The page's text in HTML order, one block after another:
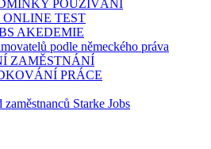
POUŽÍVÁNÍ
TEST
AKEDEMIE
podle německého práva
ZAMĚSTNÁNÍ
PRÁCE
Starke Jobs